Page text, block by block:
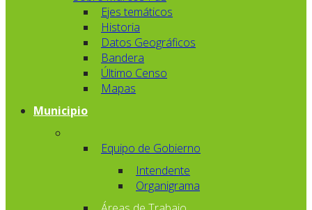
Ejes temáticos
Historia
Datos Geográficos
Bandera
Último Censo
Mapas
Municipio
Equipo de Gobierno
Intendente
Organigrama